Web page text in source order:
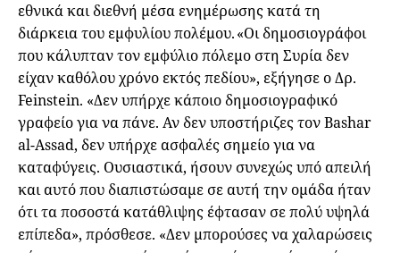
εθνικά και διεθνή μέσα ενημέρωσης κατά τη
διάρκεια του εμφυλίου πολέμου. «Οι δημοσιογράφοι
που κάλυπταν τον εμφύλιο πόλεμο στη Συρία δεν
είχαν καθόλου χρόνο εκτός πεδίου», εξήγησε ο Δρ.
Feinstein. «Δεν υπήρχε κάποιο δημοσιογραφικό
γραφείο για να πάνε. Αν δεν υποστήριζες τον Bashar
al-Assad, δεν υπήρχε ασφαλές σημείο για να
καταφύγεις. Ουσιαστικά, ήσουν συνεχώς υπό απειλή
και αυτό που διαπιστώσαμε σε αυτή την ομάδα ήταν
ότι τα ποσοστά κατάθλιψης έφτασαν σε πολύ υψηλά
επίπεδα», πρόσθεσε. «Δεν μπορούσες να χαλαρώσεις